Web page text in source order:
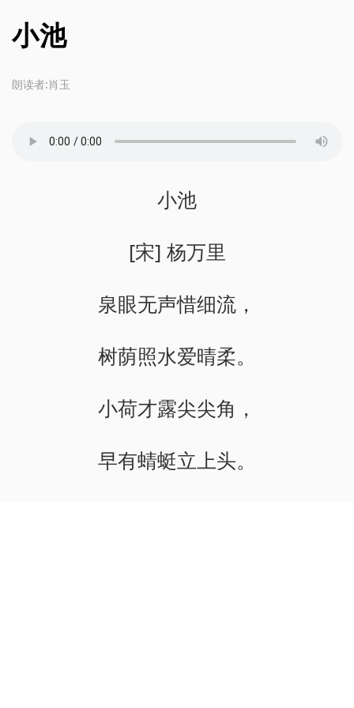
小池
朗读者:肖玉
小池
[宋] 杨万里
泉眼无声惜细流，
树荫照水爱晴柔。
小荷才露尖尖角，
早有蜻蜓立上头。